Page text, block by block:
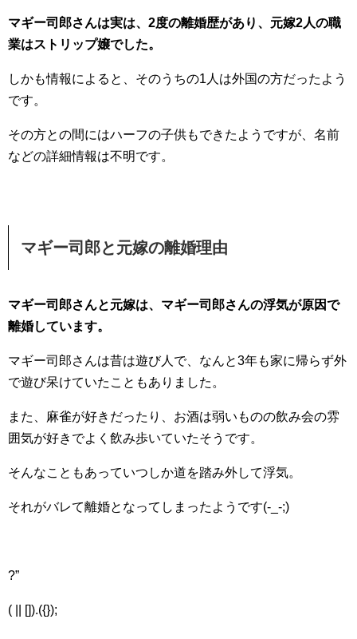
マギー司郎さんは実は、2度の離婚歴があり、元嫁2人の職
業はストリップ嬢でした。
しかも情報によると、そのうちの1人は外国の方だったよう
です。
その方との間にはハーフの子供もできたようですが、名前
などの詳細情報は不明です。
マギー司郎と元嫁の離婚理由
マギー司郎さんと元嫁は、マギー司郎さんの浮気が原因で
離婚しています。
マギー司郎さんは昔は遊び人で、なんと3年も家に帰らず外
で遊び呆けていたこともありました。
また、麻雀が好きだったり、お酒は弱いものの飲み会の雰
囲気が好きでよく飲み歩いていたそうです。
そんなこともあっていつしか道を踏み外して浮気。
それがバレて離婚となってしまったようです(-_-;)
?”
( || []).({});